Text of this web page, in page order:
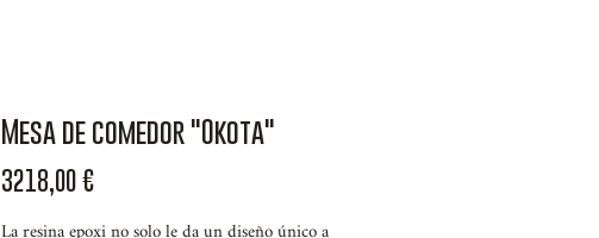
Mesa de comedor "Okota"
3218,00 €Precio